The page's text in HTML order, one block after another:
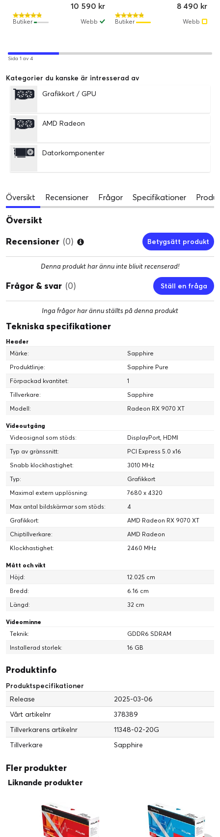
10 590 kr
Webb
Butiker
8 490 kr
Webb
Butiker
Sida 1 av 4
Kategorier du kanske är intresserad av
Grafikkort / GPU
AMD Radeon
Datorkomponenter
Översikt Recensioner Frågor Specifikationer
Översikt
Recensioner (0) Betygsätt produkt
Denna produkt har ännu inte blivit recenserad!
Frågor & svar (0) Ställ en fråga
Inga frågor har ännu ställts på denna produkt
Tekniska specifikationer
Header
Märke:
Sapphire
Produktlinje:
Sapphire Pure
Förpackad kvantitet:
1
Tillverkare:
Sapphire
Modell:
Radeon RX 9070 XT
Videoutgång
Videosignal som stöds:
DisplayPort, HDMI
Typ av gränssnitt:
PCI Express 5.0 x16
Snabb klockhastighet:
3010 MHz
Typ:
Grafikkort
Maximal extern upplösning:
7680 x 4320
Max antal bildskärmar som stöds:
4
Grafikkort:
AMD Radeon RX 9070 XT
Chiptillverkare:
AMD Radeon
Klockhastighet:
2460 MHz
Mått och vikt
Höjd:
12.025 cm
Bredd:
6.16 cm
Längd:
32 cm
Videominne
Teknik:
GDDR6 SDRAM
Installerad storlek:
16 GB
Produktinfo
Produktspecifikationer
Release
2025-03-06
Vårt artikelnr
378389
Tillverkarens artikelnr
11348-02-20G
Tillverkare
Sapphire
Fler produkter
Liknande produkter